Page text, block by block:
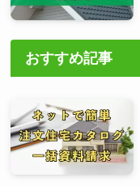
おすすめ記事